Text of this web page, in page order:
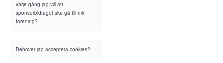
varje gång jag vill att
sponsorbidraget ska gå till min
förening?
Behöver jag acceptera cookies?